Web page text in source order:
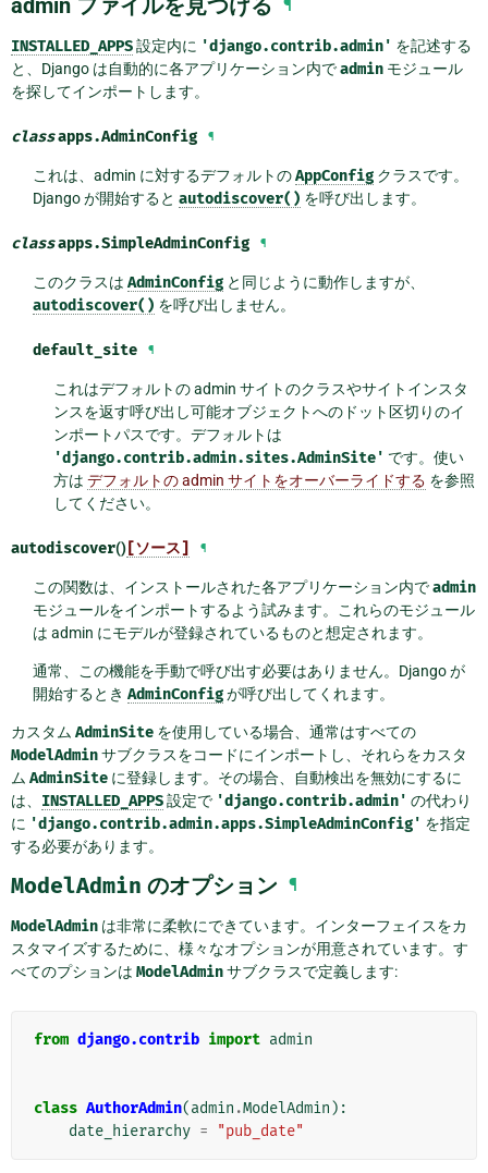
admin ファイルを見つける ¶
INSTALLED_APPS設定内に 'django.contrib.admin' を記述する
と、Django は自動的に各アプリケーション内でadmin モジュール
を探してインポートします。
classapps.AdminConfig ¶
これは、admin に対するデフォルトのAppConfigクラスです。
Django が開始すると autodiscover() を呼び出します。
classapps.SimpleAdminConfig ¶
このクラスは AdminConfigと同じように動作しますが、
autodiscover() を呼び出しません。
default_site ¶
これはデフォルトの admin サイトのクラスやサイトインスタ
ンスを返す呼び出し可能オブジェクトへのドット区切りのイ
ンポートパスです。デフォルトは
'django.contrib.admin.sites.AdminSite' です。使い
方はデフォルトの admin サイトをオーバーライドする を参照
してください。
autodiscover() [ソース] ¶
この関数は、インストールされた各アプリケーション内でadmin
モジュールをインポートするよう試みます。これらのモジュール
は admin にモデルが登録されているものと想定されます。
通常、この機能を手動で呼び出す必要はありません。Django が
開始するとき AdminConfigが呼び出してくれます。
カスタム AdminSite を使用している場合、通常はすべての
ModelAdminサブクラスをコードにインポートし、それらをカスタ
ム AdminSite に登録します。その場合、自動検出を無効にするに
は、 INSTALLED_APPS設定で 'django.contrib.admin' の代わり
に 'django.contrib.admin.apps.SimpleAdminConfig' を指定
する必要があります。
ModelAdmin のオプション ¶
ModelAdmin は非常に柔軟にできています。インターフェイスをカ
スタマイズするために、様々なオプションが用意されています。す
べてのプションは ModelAdminサブクラスで定義します:
from django.contrib import admin
class AuthorAdmin(admin .ModelAdmin ):
date_hierarchy = "pub_date"